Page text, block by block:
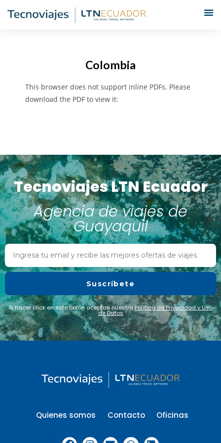
Colombia
This browser does not support inline PDFs. Please
download the PDF to view it:
Tecnoviajes LTN Ecuador
Agencia de viajes de
Guayaquil
Suscríbete
Al hacer click en este botón aceptas nuestraPolítica de Privacidad y Uso
de Datos
Quienes somos Contacto Oficinas